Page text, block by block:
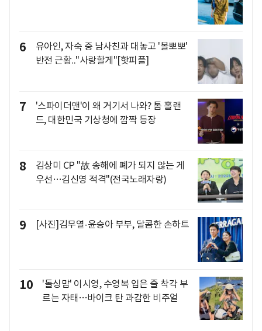
6
유아인, 자숙 중 남사친과 대놓고 '볼뽀뽀'
반전 근황.."사랑할게"[핫피플]
7
'스파이더맨'이 왜 거기서 나와? 톰 홀랜
드, 대한민국 기상청에 깜짝 등장
8
김상미 CP "故 송해에 폐가 되지 않는 게
우선…김신영 적격"(전국노래자랑)
9 [사진]김무열-윤승아 부부, 달콤한 손하트
10
'돌싱맘' 이시영, 수영복 입은 줄 착각 부
르는 자태…바이크 탄 과감한 비주얼